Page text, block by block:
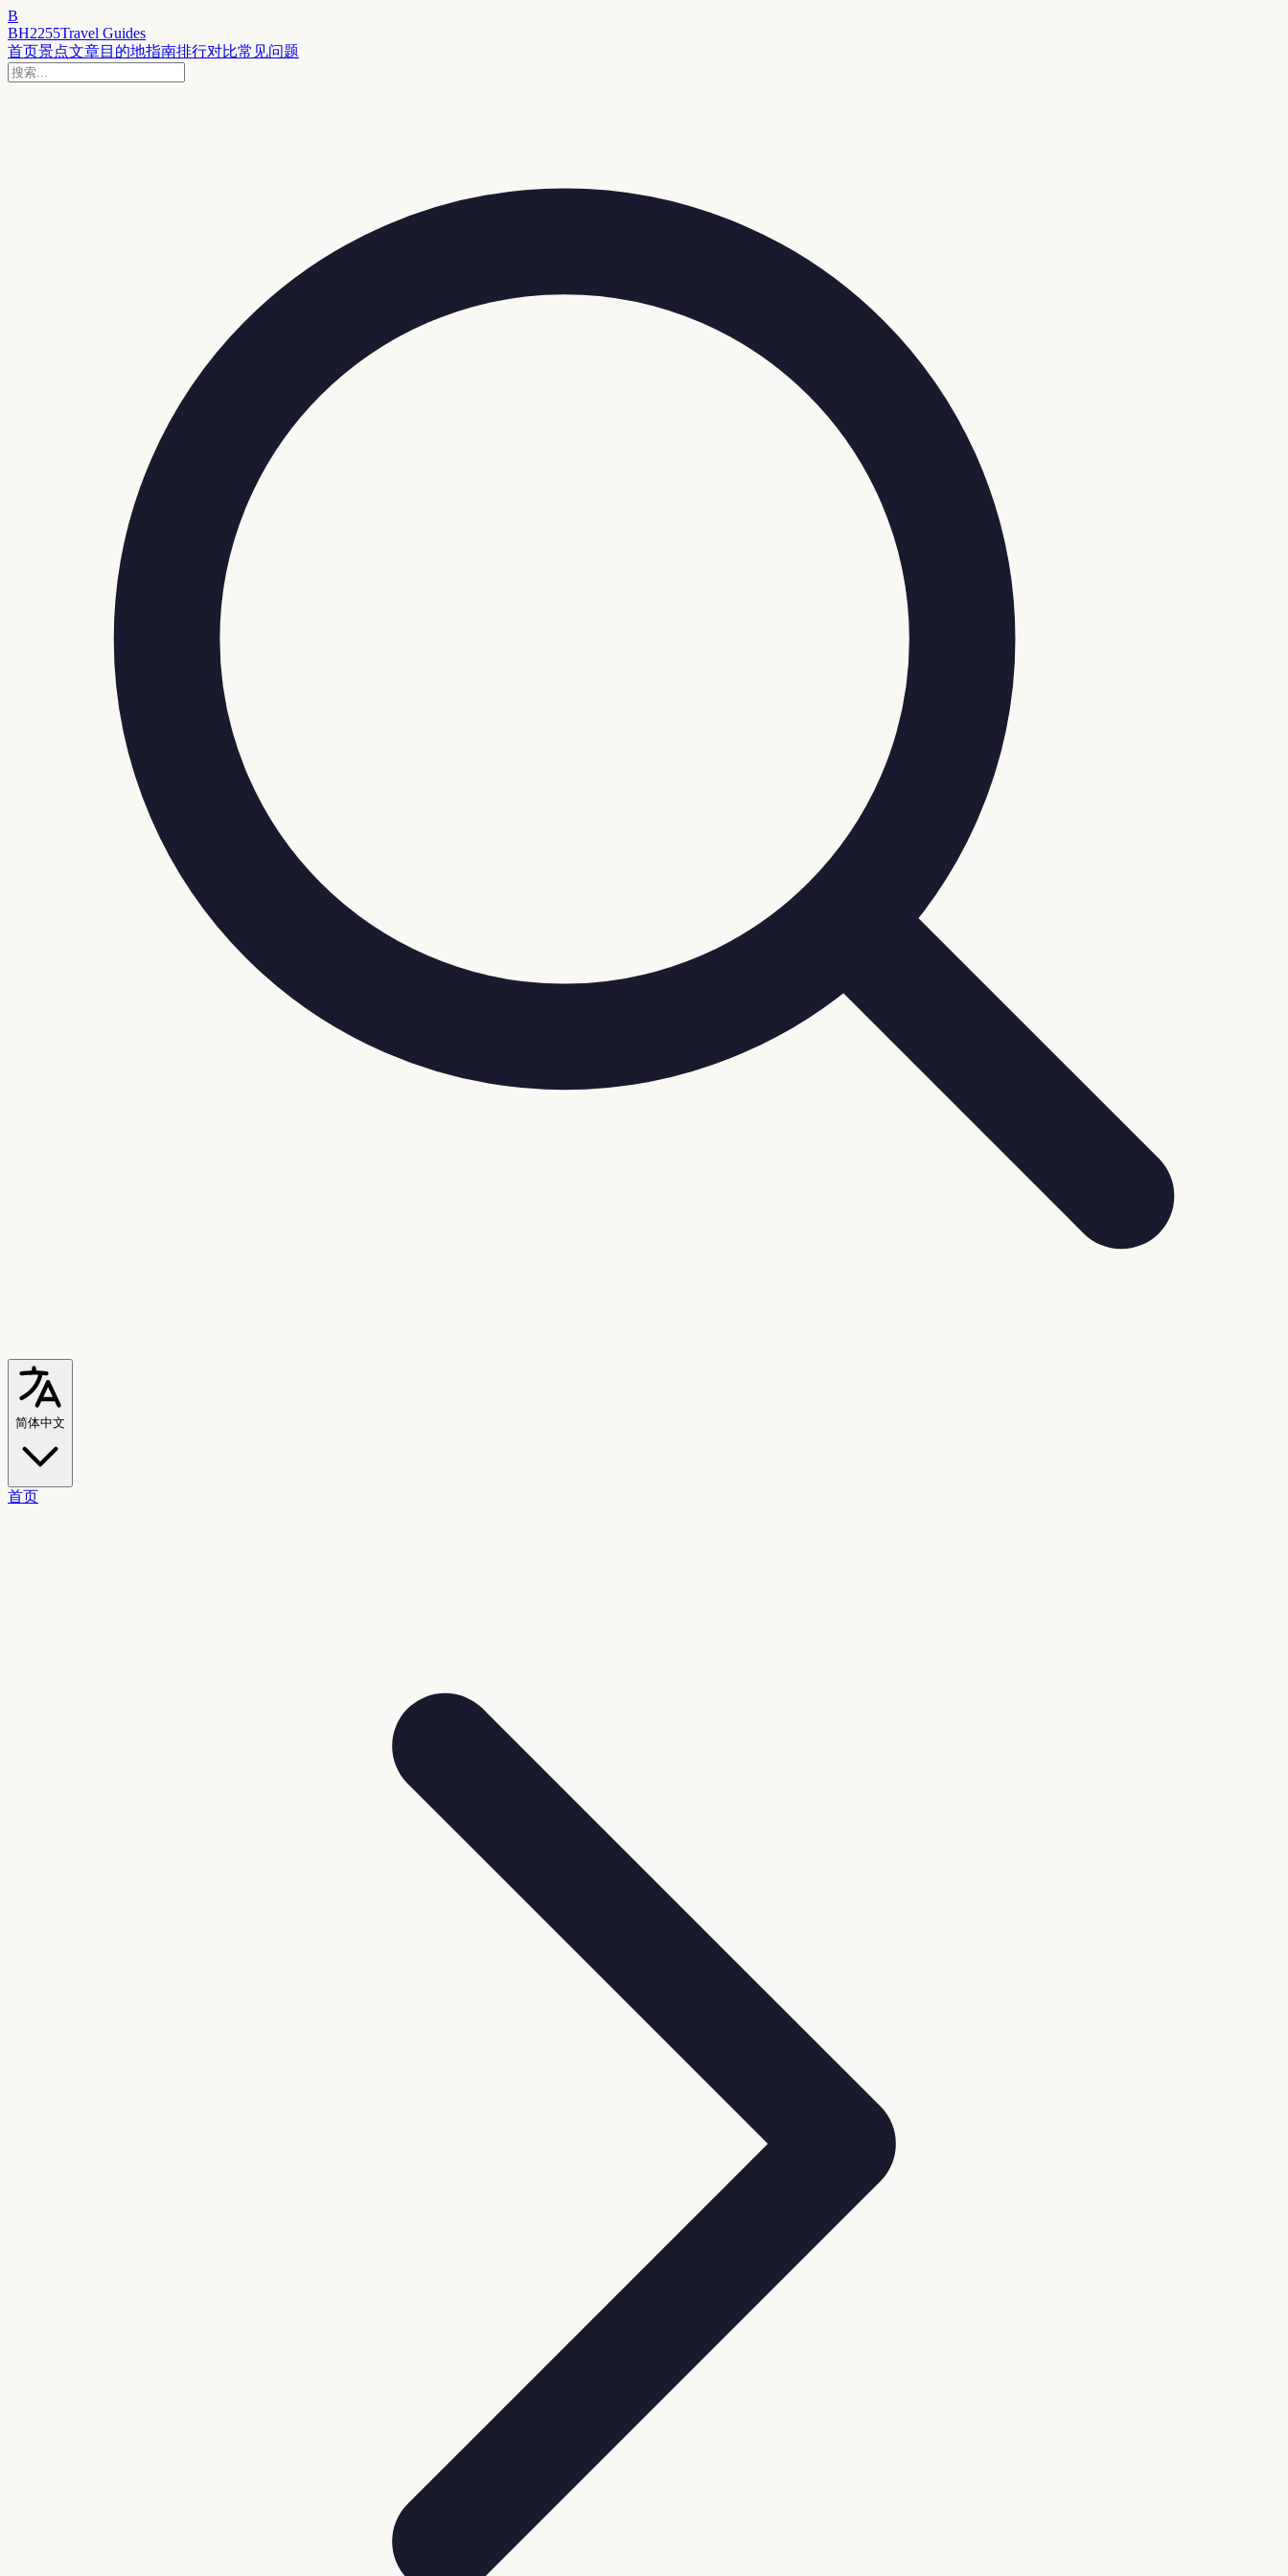
B
BH2255Travel Guides
首页景点文章目的地指南排行对比常见问题
简体中文
首页